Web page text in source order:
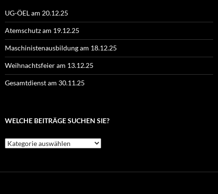
UG-ÖEL am 20.12.25
Atemschutz am 19.12.25
Maschinistenausbildung am 18.12.25
Weihnachtsfeier am 13.12.25
Gesamtdienst am 30.11.25
WELCHE BEITRÄGE SUCHEN SIE?
Welche
Beiträge